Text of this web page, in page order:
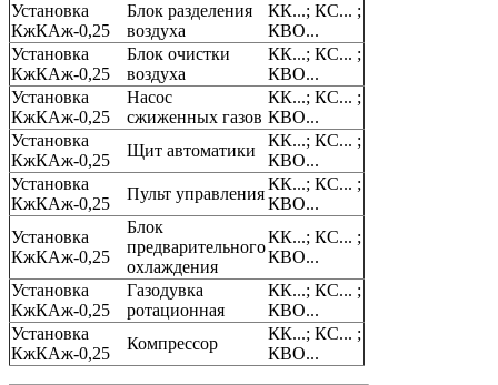
Установка
КжКАж-0,25
Блок разделения
воздуха
КК...; КС... ;
КВО...
Установка
КжКАж-0,25
Блок очистки
воздуха
КК...; КС... ;
КВО...
Установка
КжКАж-0,25
Насос
сжиженных газов
КК...; КС... ;
КВО...
Установка
КжКАж-0,25
Щит автоматики
КК...; КС... ;
КВО...
Установка
КжКАж-0,25
Пульт управления
КК...; КС... ;
КВО...
Установка
КжКАж-0,25
Блок
предварительного
охлаждения
КК...; КС... ;
КВО...
Установка
КжКАж-0,25
Газодувка
ротационная
КК...; КС... ;
КВО...
Установка
КжКАж-0,25
Компрессор
КК...; КС... ;
КВО...